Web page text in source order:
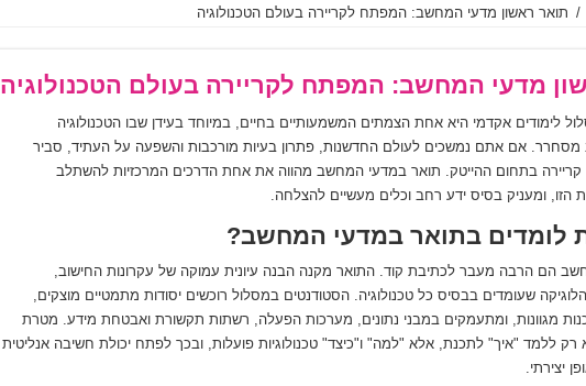
/ תואר ראשון מדעי המחשב: המפתח לקריירה בעולם הטכנולוגיה
מדעי המחשב: המפתח לקריירה בעולם הטכנולוגיה
לימודים אקדמי היא אחת הצמתים המשמעותיים בחיים, במיוחד בעידן שבו הטכנולוגיה
אם אתם נמשכים לעולם החדשנות, פתרון בעיות מורכבות והשפעה על העתיד, סביר
בתחום ההייטק. תואר במדעי המחשב מהווה את אחת הדרכים המרכזיות להשתלב
הזו, ומעניק בסיס ידע רחב וכלים מעשיים להצלחה.
לומדים בתואר במדעי המחשב?
הם הרבה מעבר לכתיבת קוד. התואר מקנה הבנה עיונית עמוקה של עקרונות החישוב,
שעומדים בבסיס כל טכנולוגיה. הסטודנטים במסלול רוכשים יסודות מתמטיים מוצקים,
מגוונות, ומתעמקים במבני נתונים, מערכות הפעלה, רשתות תקשורת ואבטחת מידע. מטרת
רק ללמד "איך" לתכנת, אלא "למה" ו"כיצד" טכנולוגיות פועלות, ובכך לפתח יכולת חשיבה אנליטית
יצירתי.